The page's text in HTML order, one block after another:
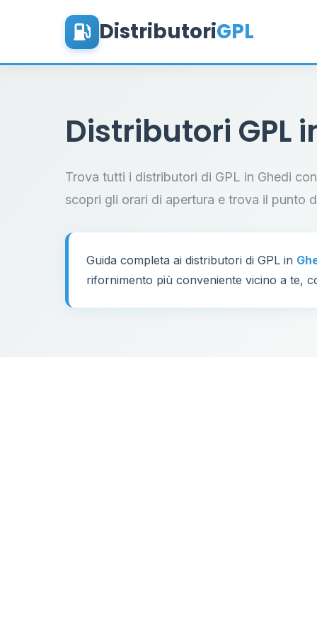
DistributoriGPL
Distributori GPL
Trova tutti i distributori di GPL in Ghedi
scopri gli orari di apertura e trova il punto
Guida completa ai distributori di GPL in
rifornimento più conveniente vicino a te,